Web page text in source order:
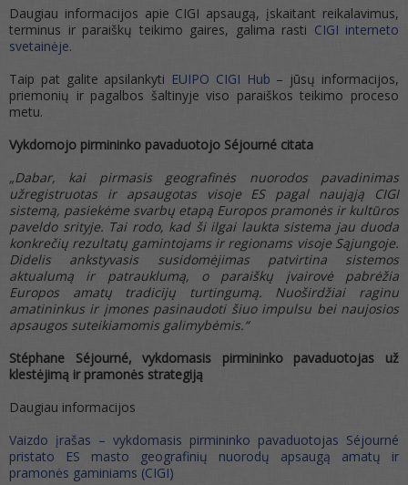
Daugiau informacijos apie CIGI apsaugą, įskaitant reikalavimus,
terminus ir paraiškų teikimo gaires, galima rasti CIGI interneto
svetainėje.
Taip pat galite apsilankyti EUIPO CIGI Hub – jūsų informacijos,
priemonių ir pagalbos šaltinyje viso paraiškos teikimo proceso
metu.
Vykdomojo pirmininko pavaduotojo Séjourné citata
„Dabar, kai pirmasis geografinės nuorodos pavadinimas
užregistruotas ir apsaugotas visoje ES pagal naująją CIGI
sistemą, pasiekėme svarbų etapą Europos pramonės ir kultūros
paveldo srityje. Tai rodo, kad ši ilgai laukta sistema jau duoda
konkrečių rezultatų gamintojams ir regionams visoje Sąjungoje.
Didelis ankstyvasis susidomėjimas patvirtina sistemos
aktualumą ir patrauklumą, o paraiškų įvairovė pabrėžia
Europos amatų tradicijų turtingumą. Nuoširdžiai raginu
amatininkus ir įmones pasinaudoti šiuo impulsu bei naujosios
apsaugos suteikiamomis galimybėmis.“
Stéphane Séjourné, vykdomasis pirmininko pavaduotojas už
klestėjimą ir pramonės strategiją
Daugiau informacijos
Vaizdo įrašas – vykdomasis pirmininko pavaduotojas Séjourné
pristato ES masto geografinių nuorodų apsaugą amatų ir
pramonės gaminiams (CIGI)